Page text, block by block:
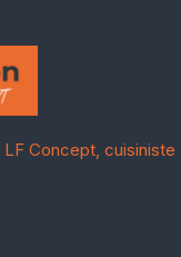
LF Concept, cuisiniste